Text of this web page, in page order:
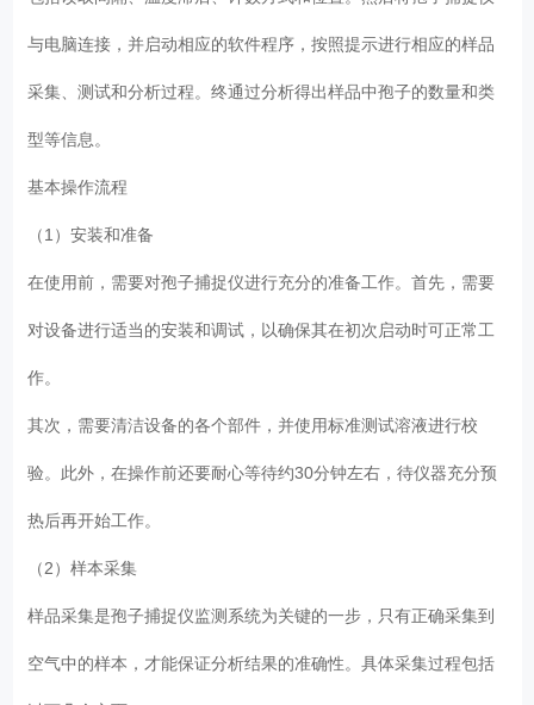
与电脑连接，并启动相应的软件程序，按照提示进行相应的样品
采集、测试和分析过程。终通过分析得出样品中孢子的数量和类
型等信息。
基本操作流程
（1）安装和准备
在使用前，需要对孢子捕捉仪进行充分的准备工作。首先，需要
对设备进行适当的安装和调试，以确保其在初次启动时可正常工
作。
其次，需要清洁设备的各个部件，并使用标准测试溶液进行校
验。此外，在操作前还要耐心等待约30分钟左右，待仪器充分预
热后再开始工作。
（2）样本采集
样品采集是孢子捕捉仪监测系统为关键的一步，只有正确采集到
空气中的样本，才能保证分析结果的准确性。具体采集过程包括